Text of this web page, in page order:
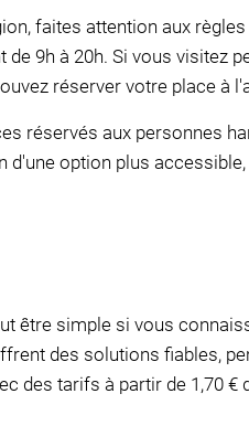
faites attention aux
9h à 20h. Si vous visitez
réserver votre place à
réservés aux personnes
d'une option plus
être simple si vous
des solutions fiables,
des tarifs à partir de 1,70